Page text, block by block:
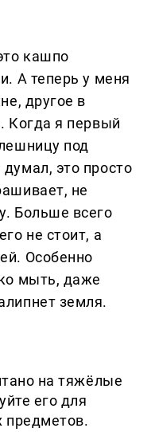
кашпо
А теперь у меня
другое в
Когда я первый
под
это просто
не
Больше всего
не стоит, а
Особенно
мыть, даже
земля.
на тяжёлые
его для
предметов.